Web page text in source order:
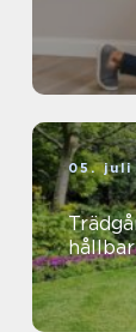
05. juli